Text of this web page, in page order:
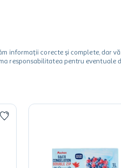
informații corecte și complete,
responsabilitatea pentru